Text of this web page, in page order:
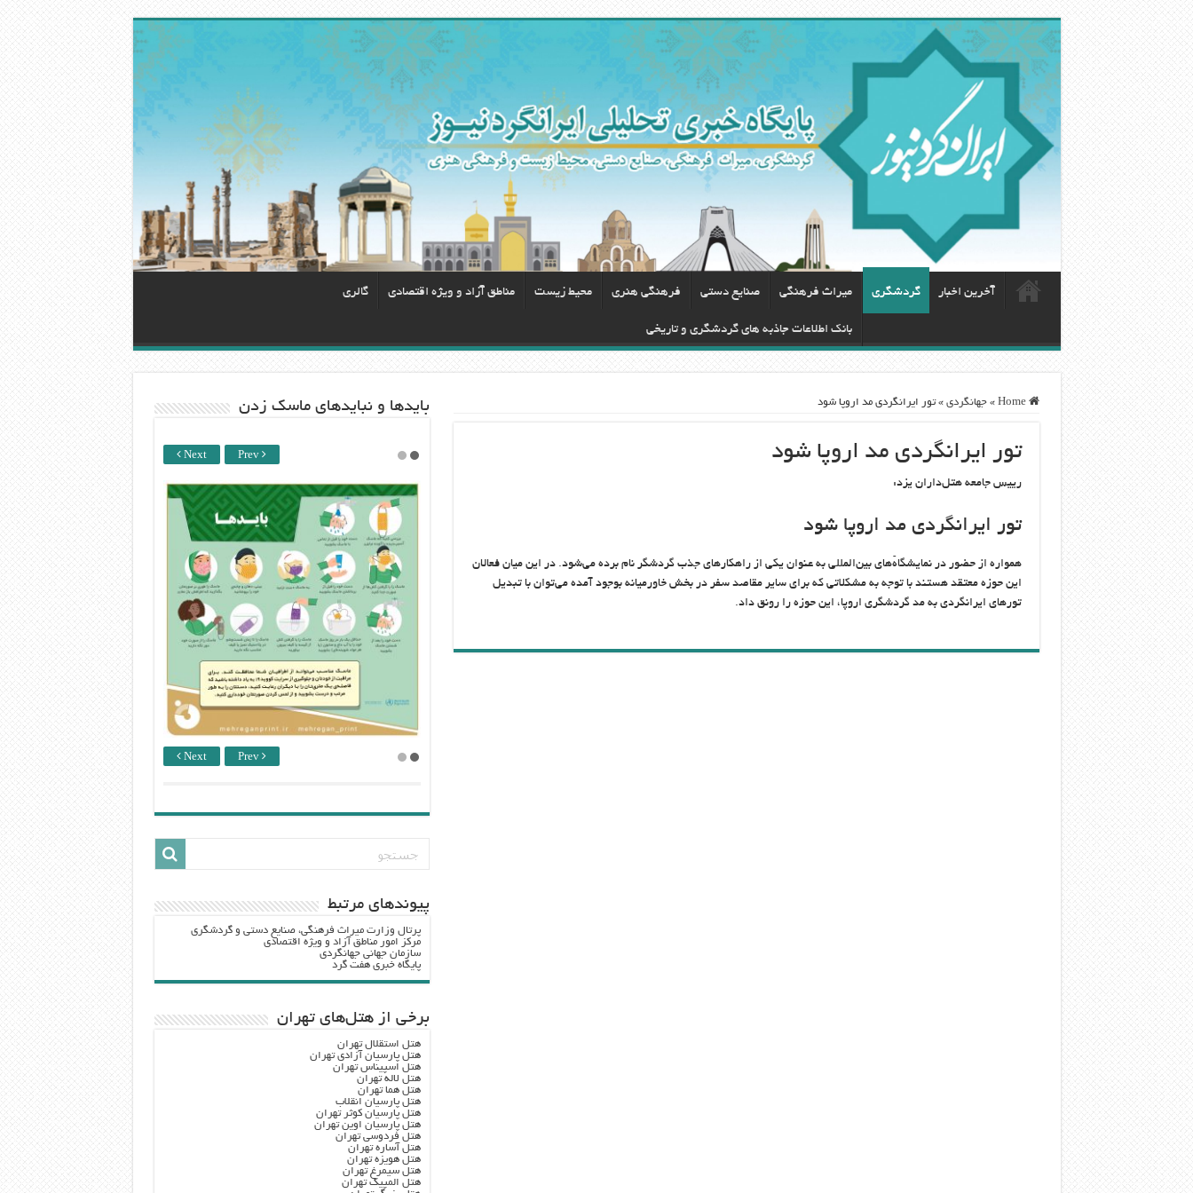
آخرین اخبار گردشگری ميراث فرهنگی صنایع دستی فرهنگی هنری محيط زيست مناطق آزاد و ویژه اقتصادی گالری
بانک اطلاعات جاذبه های گردشگری و تاریخی
Home
» جهانگردی » تور ایرانگردی مد اروپا شود
تور ایرانگردی مد اروپا شود
رییس جامعه هتل‌داران یزد:
تور ایرانگردی مد اروپا شود
همواره از حضور در نمایشگاه‌ّهای بین‌المللی به عنوان یکی از راهکارهای جذب گردشگر نام برده می‌شود. در این میان فعالان
این حوزه معتقد هستند با توجه به مشکلاتی که برای سایر مقاصد سفر در بخش خاورمیانه بوجود آمده می‌توان با تبدیل
تورهای ایرانگردی به مد گردشگری اروپا، این حوزه را رونق داد.
باید‌ها و نبایدهای ماسک زدن
Next Prev
Next Prev
پيوندهاي مرتبط
پرتال وزارت ميراث فرهنگي، صنایع دستی و گردشگري
مرکز امور مناطق آزاد و ویژه اقتصادی
سازمان جهانی جهانگردی
پایگاه خبری هفت گرد
برخی از هتل‌های تهران
هتل استقلال تهران
هتل پارسیان آزادی تهران
هتل اسپیناس تهران
هتل لاله تهران
هتل هما تهران
هتل پارسیان انقلاب
هتل پارسیان کوثر تهران
هتل پارسیان اوین تهران
هتل فردوسی تهران
هتل آساره تهران
هتل هویزه تهران
هتل سیمرغ تهران
هتل المپیک تهران